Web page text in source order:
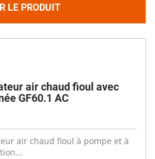
LE PRODUIT
air chaud fioul avec
GF60.1 AC
air chaud fioul à pompe et à